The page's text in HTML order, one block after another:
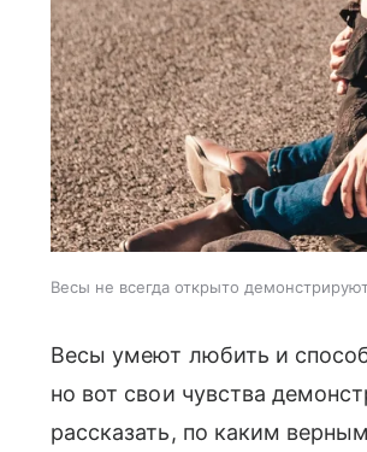
Весы не всегда открыто
Весы умеют любить и
но вот свои чувства
рассказать, по каким